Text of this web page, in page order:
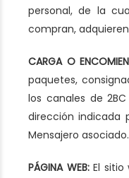
personal, de la
compran,
CARGA O
paquetes,
los canales de
dirección indicada
Mensajero asociado.
PÁGINA WEB:El